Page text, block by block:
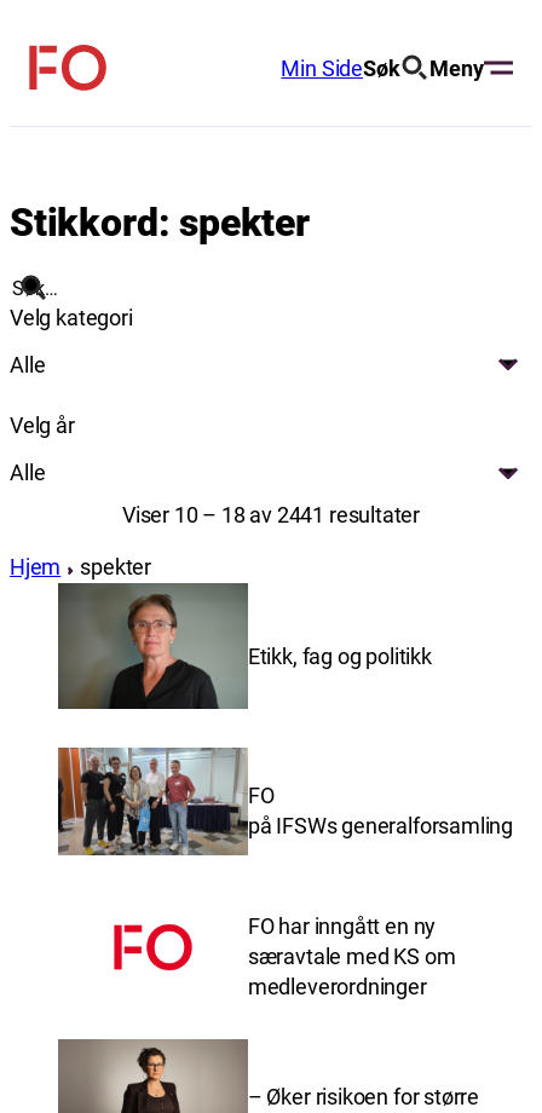
innhold
FO
Min SideSøk Meny
Stikkord:spekter
Søk
Velg kategori
Alle
Velg år
Alle
Viser 10 – 18 av 2441 resultater
Hjem spekter
Etikk, fag og politikk
FO
på IFSWs generalforsamling
FO har inngått en ny
særavtale med KS om
medleverordninger
– Øker risikoen for større